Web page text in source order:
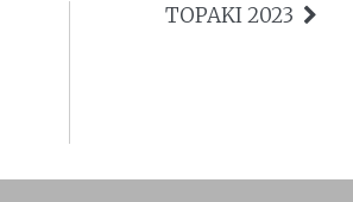
TOPAKI 2023